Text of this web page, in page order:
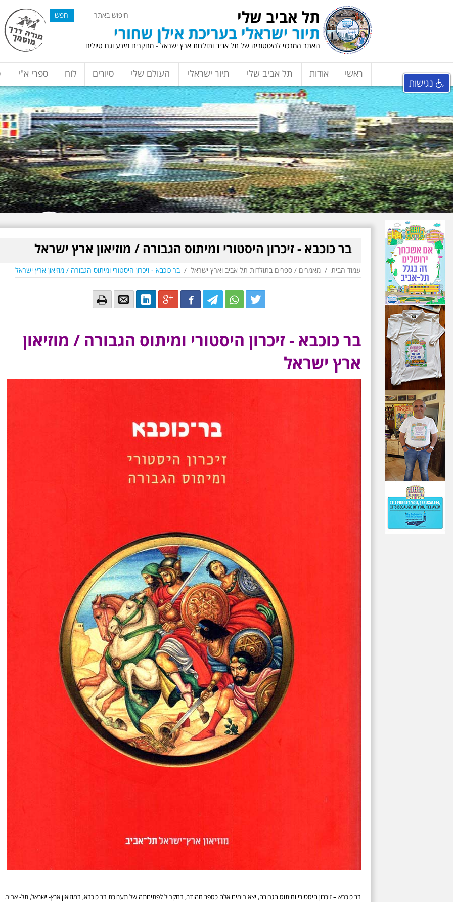
תל אביב שלי
תיור ישראלי בעריכת אילן שחורי
האתר המרכזי להיסטוריה של תל אביב ותולדות ארץ ישראל - מחקרים מידע וגם טיולים
ראשי אודות תל אביב שלי תיור ישראלי העולם שלי סיורים לוח ספרי א"י
בר כוכבא - זיכרון היסטורי ומיתוס הגבורה / מוזיאון ארץ ישראל
עמוד הבית / מאמרים / ספרים בתולדות תל אביב וארץ ישראל / בר כוכבא - זיכרון היסטורי ומיתוס הגבורה / מוזיאון ארץ ישראל
Twitter
Twitter
Twitter
Facebook
Google+
LinkedIn
Email
Email
בר כוכבא - זיכרון היסטורי ומיתוס הגבורה / מוזיאון
ארץ ישראל
בר כוכבא – זיכרון היסטורי ומיתוס הגבורה, יצא בימים אלה כספר מהודר, במקביל לפתיחתה של תערוכת בר כוכבא, במוזיאון ארץ- ישראל, תל- אביב.
נגישות